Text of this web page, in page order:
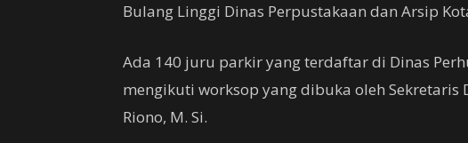
Bulang Linggi Dinas Perpustakaan dan Arsip
Ada 140 juru parkir yang terdaftar di Dinas
mengikuti worksop yang dibuka oleh Sekretaris
Riono, M. Si.